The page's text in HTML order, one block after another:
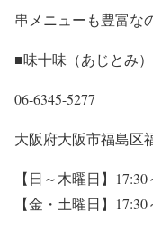
串メニューも豊富な
■味十味（あじとみ）
06-6345-5277
大阪府大阪市福島区
【日～木曜日】
【金・土曜日】